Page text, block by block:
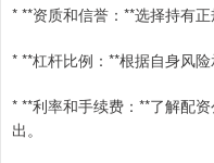
* **资质和信誉：**选择持有
* **杠杆比例：**根据自身风
* **利率和手续费：**了解配
出。